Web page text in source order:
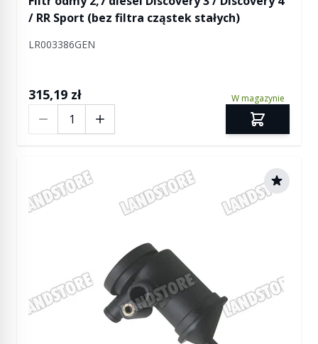
/ RR Sport (bez filtra cząstek stałych)
LR003386GEN
315,19 zł W magazynie